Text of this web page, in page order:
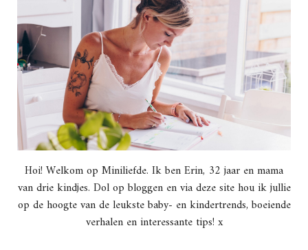
Hoi! Welkom op Miniliefde. Ik ben Erin, 32 jaar en mama
van drie kindjes. Dol op bloggen en via deze site hou ik jullie
op de hoogte van de leukste baby- en kindertrends, boeiende
verhalen en interessante tips! x